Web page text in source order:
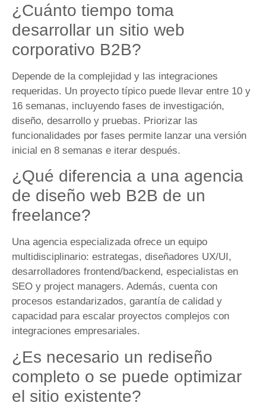
¿Cuánto tiempo toma
desarrollar un sitio web
corporativo B2B?
Depende de la complejidad y las integraciones
requeridas. Un proyecto típico puede llevar entre 10 y
16 semanas, incluyendo fases de investigación,
diseño, desarrollo y pruebas. Priorizar las
funcionalidades por fases permite lanzar una versión
inicial en 8 semanas e iterar después.
¿Qué diferencia a una agencia
de diseño web B2B de un
freelance?
Una agencia especializada ofrece un equipo
multidisciplinario: estrategas, diseñadores UX/UI,
desarrolladores frontend/backend, especialistas en
SEO y project managers. Además, cuenta con
procesos estandarizados, garantía de calidad y
capacidad para escalar proyectos complejos con
integraciones empresariales.
¿Es necesario un rediseño
completo o se puede optimizar
el sitio existente?